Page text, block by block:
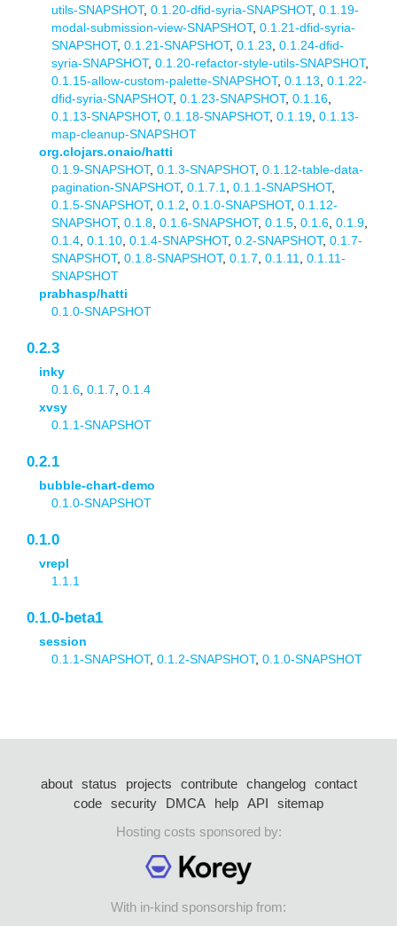
utils-SNAPSHOT, 0.1.20-dfid-syria-SNAPSHOT, 0.1.19-
modal-submission-view-SNAPSHOT, 0.1.21-dfid-syria-
SNAPSHOT, 0.1.21-SNAPSHOT, 0.1.23 0.1.24-dfid-
syria-SNAPSHOT, 0.1.20-refactor-style-utils-SNAPSHOT,
0.1.15-allow-custom-palette-SNAPSHOT, 0.1.13 0.1.22-
dfid-syria-SNAPSHOT, 0.1.23-SNAPSHOT, 0.1.16
0.1.13-SNAPSHOT, 0.1.18-SNAPSHOT, 0.1.19 0.1.13-
map-cleanup-SNAPSHOT
org.clojars.onaio/hatti
0.1.9-SNAPSHOT, 0.1.3-SNAPSHOT, 0.1.12-table-data-
pagination-SNAPSHOT, 0.1.7.1 0.1.1-SNAPSHOT,
0.1.5-SNAPSHOT, 0.1.2 0.1.0-SNAPSHOT, 0.1.12-
SNAPSHOT, 0.1.8 0.1.6-SNAPSHOT, 0.1.5 0.1.6 0.1.9
0.1.4 0.1.10 0.1.4-SNAPSHOT, 0.2-SNAPSHOT, 0.1.7-
SNAPSHOT, 0.1.8-SNAPSHOT, 0.1.7 0.1.11
0.1.11-
SNAPSHOT
prabhasp/hatti
0.1.0-SNAPSHOT
0.2.3
inky
0.1.6 0.1.7 0.1.4
xvsy
0.1.1-SNAPSHOT
0.2.1
bubble-chart-demo
0.1.0-SNAPSHOT
0.1.0
vrepl
1.1.1
0.1.0-beta1
session
0.1.1-SNAPSHOT, 0.1.2-SNAPSHOT, 0.1.0-SNAPSHOT
about status projects contribute changelog
contact
code security DMCA help API
sitemap
Hosting costs sponsored by:
With in-kind sponsorship from: